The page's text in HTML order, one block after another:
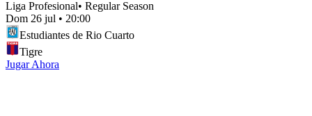
Liga Profesional• Regular Season
Dom 26 jul • 20:00
Estudiantes de Rio Cuarto
Tigre
Jugar Ahora